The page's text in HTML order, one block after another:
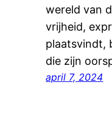
wereld van
vrijheid,
plaatsvindt,
die zijn
april 7, 2024